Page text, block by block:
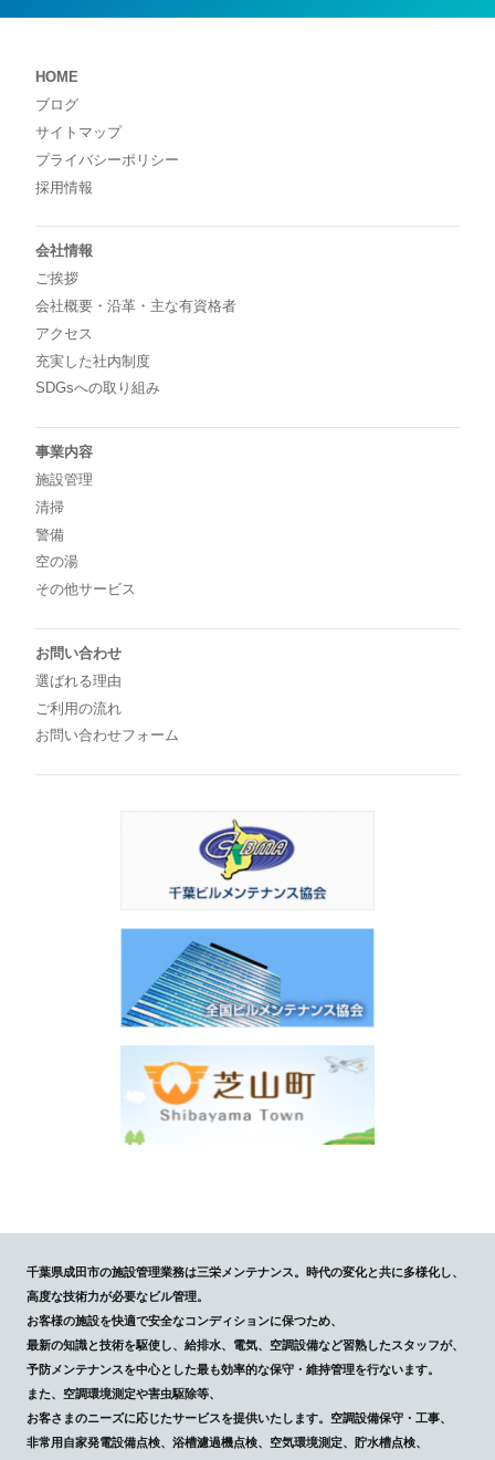
HOME
ブログ
サイトマップ
プライバシーポリシー
採用情報
会社情報
ご挨拶
会社概要・沿革・主な有資格者
アクセス
充実した社内制度
SDGsへの取り組み
事業内容
施設管理
清掃
警備
空の湯
その他サービス
お問い合わせ
選ばれる理由
ご利用の流れ
お問い合わせフォーム
千葉県成田市の施設管理業務は三栄メンテナンス。時代の変化と共に多様化し、
高度な技術力が必要なビル管理。
お客様の施設を快適で安全なコンディションに保つため、
最新の知識と技術を駆使し、給排水、電気、空調設備など習熟したスタッフが、
予防メンテナンスを中心とした最も効率的な保守・維持管理を行ないます。
また、空調環境測定や害虫駆除等、
お客さまのニーズに応じたサービスを提供いたします。空調設備保守・工事、
非常用自家発電設備点検、浴槽濾過機点検、空気環境測定、貯水槽点検、